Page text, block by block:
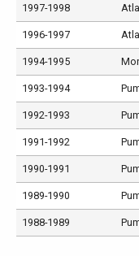
1997-1998
1996-1997
1994-1995
1993-1994
1992-1993
1991-1992
1990-1991
1989-1990
1988-1989